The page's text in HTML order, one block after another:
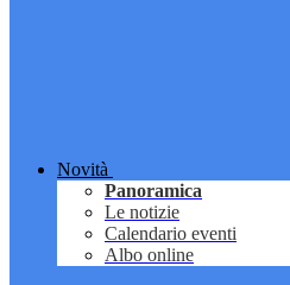
Novità
Panoramica
Le notizie
Calendario eventi
Albo online